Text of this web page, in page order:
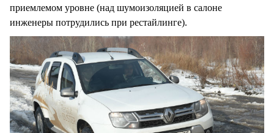
приемлемом уровне (над шумоизоляцией в салоне
инженеры потрудились при рестайлинге).